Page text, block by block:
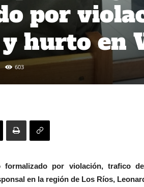
por
hurto en
603
formalizado por violación, trafico
en la región de Los Ríos,